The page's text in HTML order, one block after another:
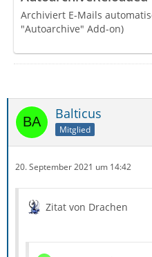
Archiviert E-Mails
"Autoarchive" Add-on)
Balticus
Mitglied
20. September 2021 um 14:42
Zitat von Drachen